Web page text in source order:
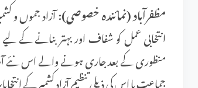
مظفرآباد (نمائندہ خصوصی):آزاد جموں و
انتخابی عمل کو شفاف اور بہتر بنانے کے لیے
منظوری کے بعد جاری ہونے والے اس نئے
جماعت یا اس کی ذیلی تنظیم آزاد کشمیر کے